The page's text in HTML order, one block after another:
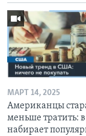
МАРТ 14, 2025
Американцы
меньше тратить: в
набирает